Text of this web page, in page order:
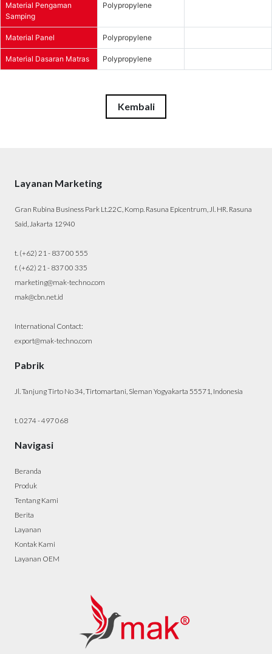
Material Pengaman
Samping
Polypropylene
Material Panel Polypropylene
Material Dasaran Matras Polypropylene
Kembali
Layanan Marketing
Gran Rubina Business Park Lt.22C, Komp. Rasuna Epicentrum, Jl. HR. Rasuna
Said, Jakarta 12940
t. (+62) 21 - 837 00 555
f. (+62) 21 - 837 00 335
marketing@mak-techno.com
mak@cbn.net.id
International Contact:
export@mak-techno.com
Pabrik
Jl. Tanjung Tirto No 34, Tirtomartani, Sleman Yogyakarta 55571, Indonesia
t. 0274 - 497 068
Navigasi
Beranda
Produk
Tentang Kami
Berita
Layanan
Kontak Kami
Layanan OEM